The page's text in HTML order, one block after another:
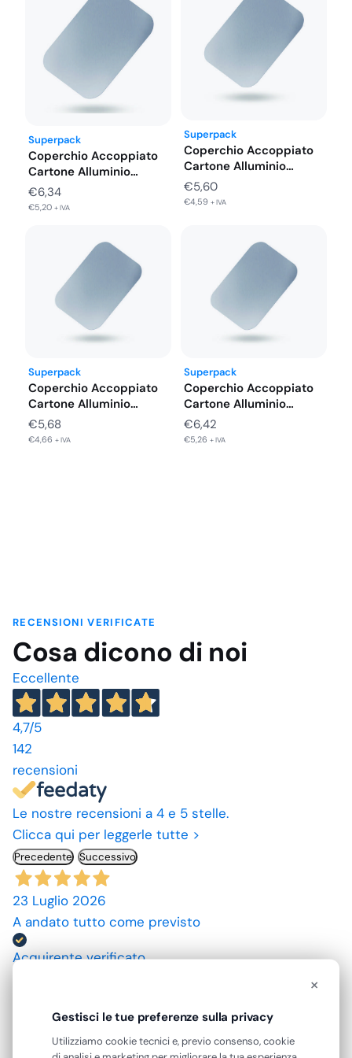
Superpack
Coperchio Accoppiato
Cartone Alluminio
Vaschette 8 Porzioni
321X263…
€6,34
€5,20 + IVA
Superpack
Coperchio Accoppiato
Cartone Alluminio
Vaschette 6 Porzioni
316X216…
€5,60
€4,59 + IVA
Superpack
Coperchio Accoppiato
Cartone Alluminio
Vaschette 4 Porzioni
225X175…
€5,68
€4,66 + IVA
Superpack
Coperchio Accoppiato
Cartone Alluminio
Vaschette 2 Porzioni
Alto…
€6,42
€5,26 + IVA
RECENSIONI VERIFICATE
Cosa dicono di noi
Eccellente
4,7/5
142
recensioni
Le nostre recensioni a 4 e 5 stelle.
Clicca qui per leggerle tutte >
Precedente Successivo
23 Luglio 2026
A andato tutto come previsto
Acquirente verificato
spedizione rapida, prodotti come da descrizione,
grazie. prezzi convenienti.
×
Gestisci le tue preferenze sulla privacy
Utilizziamo cookie tecnici e, previo consenso, cookie